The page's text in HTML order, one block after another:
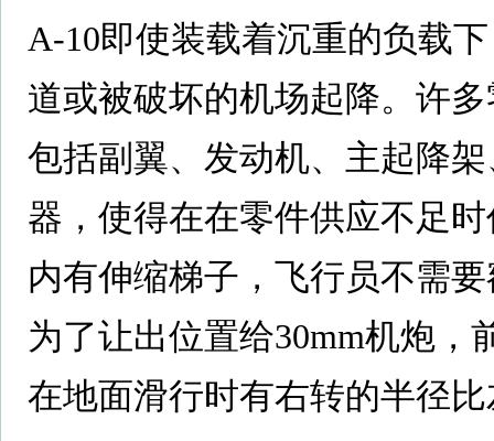
A-10即使装载着沉重的负载
道或被破坏的机场起降。许
包括副翼、发动机、主起降
器，使得在在零件供应不足
内有伸缩梯子，飞行员不需
为了让出位置给30mm机炮，
在地面滑行时有右转的半径